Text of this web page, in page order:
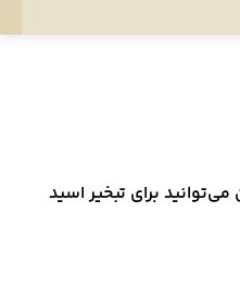
برای تبخیر اسید